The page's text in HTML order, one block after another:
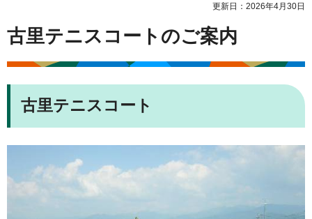
更新日：2026年4月30日
古里テニスコートのご案内
古里テニスコート